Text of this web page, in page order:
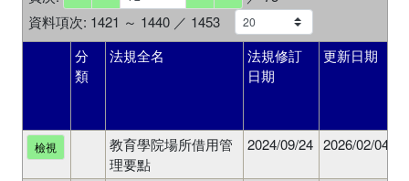
資料項次: 1421 ～ 1440 ／ 1453
分
類
法規全名
法規修訂
日期
更新日期
檢視
教育學院場所借用管
理要點
2024/09/24 2026/02/04